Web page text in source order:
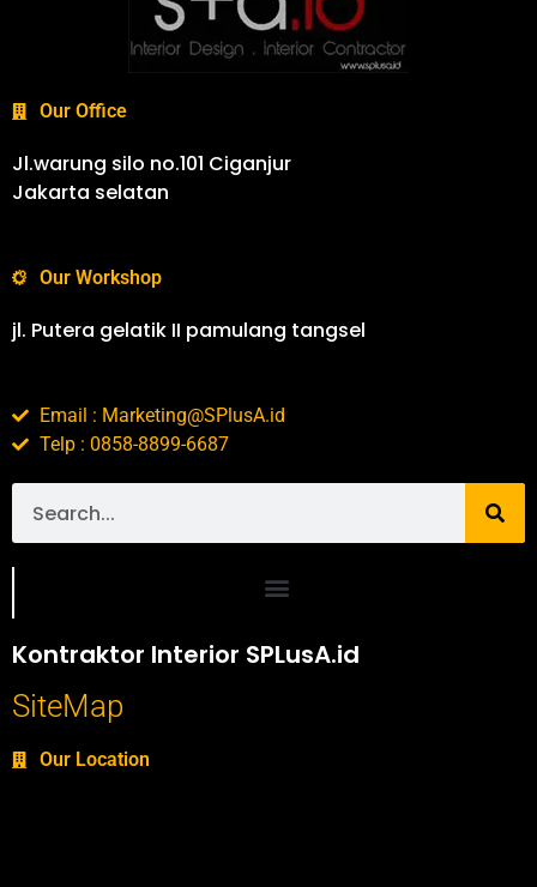
Our Office
Jl.warung silo no.101 Ciganjur
Jakarta selatan
Our Workshop
jl. Putera gelatik II pamulang tangsel
Email : Marketing@SPlusA.id
Telp : 0858-8899-6687
Kontraktor Interior SPLusA.id
SiteMap
Our Location